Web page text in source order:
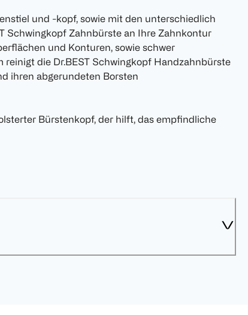
und -kopf, sowie mit den unterschiedlich
Schwingkopf Zahnbürste an Ihre Zahnkontur
und Konturen, sowie schwer
reinigt die Dr.BEST Schwingkopf Handzahnbürste
ihren abgerundeten Borsten
Bürstenkopf, der hilft, das empfindliche